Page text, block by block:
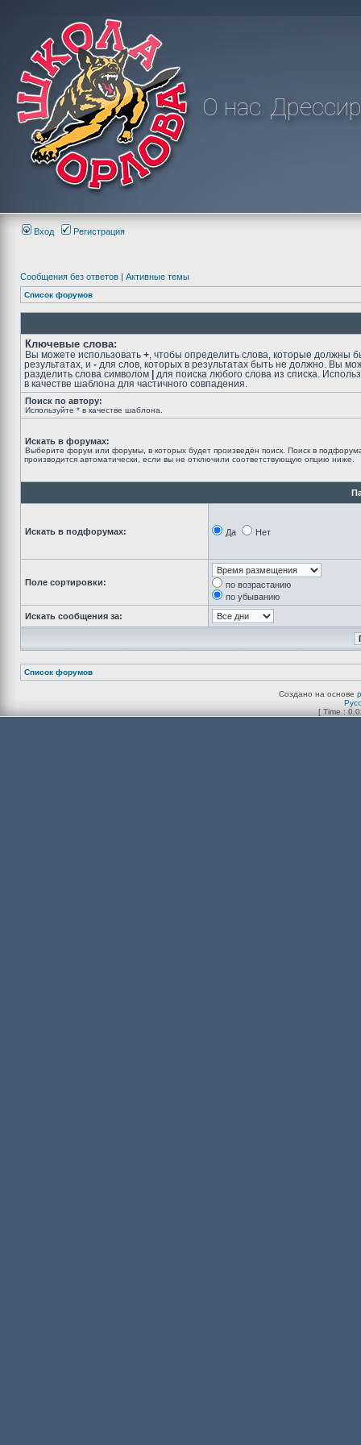
О нас
Вход Регистрация
Сообщения без ответов | Активные темы
Список форумов
Ключевые слова:
Вы можете использовать + , чтобы определить слова, которые должны
результатах, и - для слов, которых в результатах быть не должно. Вы
разделить слова символом
для поиска любого слова из списка.
в качестве шаблона для частичного совпадения.
Поиск по автору:
Используйте * в качестве шаблона.
Искать в форумах:
Выберите форум или форумы, в которых будет произведён поиск. Поиск в
производится автоматически, если вы не отключили соответствующую опцию ниже.
Искать в подфорумах: Да Нет
Поле сортировки:
по возрастанию
по убыванию
Искать сообщения за:
Список форумов
Создано на основе
[ Time :